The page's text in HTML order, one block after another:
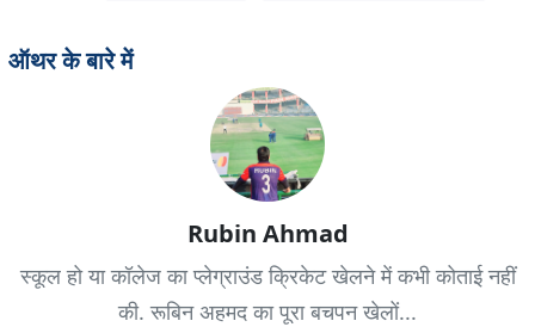
ऑथर के बारे में
Rubin Ahmad
स्कूल हो या कॉलेज का प्लेग्राउंड क्रिकेट खेलने में कभी कोताई नहीं
की. रूबिन अहमद का पूरा बचपन खेलों...